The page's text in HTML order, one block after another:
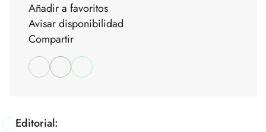
Editorial:
Añadir a favoritos
Avisar disponibilidad
Compartir